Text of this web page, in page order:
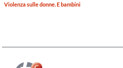
Violenza sulle donne. E bambini